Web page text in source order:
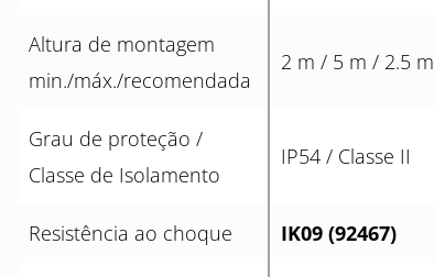
Altura de montagem
min./máx./recomendada
2 m / 5 m / 2.5 m
Grau de proteção /
Classe de Isolamento
IP54 / Classe II
Resistência ao choque IK09 (92467)